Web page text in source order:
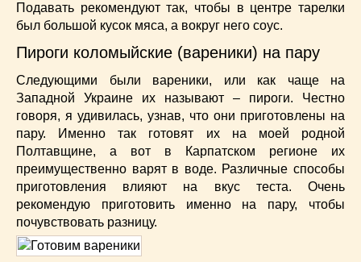
Подавать рекомендуют так, чтобы в центре тарелки
был большой кусок мяса, а вокруг него соус.
Пироги коломыйские (вареники) на пару
Следующими были вареники, или как чаще на
Западной Украине их называют – пироги. Честно
говоря, я удивилась, узнав, что они приготовлены на
пару. Именно так готовят их на моей родной
Полтавщине, а вот в Карпатском регионе их
преимущественно варят в воде. Различные способы
приготовления влияют на вкус теста. Очень
рекомендую приготовить именно на пару, чтобы
почувствовать разницу.